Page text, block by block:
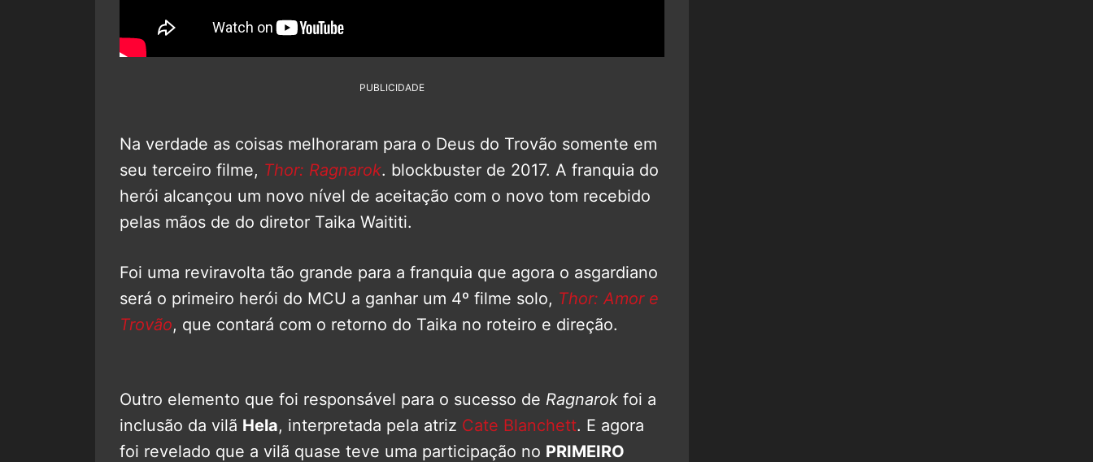
PUBLICIDADE
Na verdade as coisas melhoraram para o Deus do Trovão somente em
seu terceiro filme, Thor: Ragnarok. blockbuster de 2017. A franquia do
herói alcançou um novo nível de aceitação com o novo tom recebido
pelas mãos de do diretor Taika Waititi.
Foi uma reviravolta tão grande para a franquia que agora o asgardiano
será o primeiro herói do MCU a ganhar um 4º filme solo, Thor: Amor e
Trovão, que contará com o retorno do Taika no roteiro e direção.
Outro elemento que foi responsável para o sucesso de Ragnarok foi a
inclusão da vilã Hela, interpretada pela atriz Cate Blanchett. E agora
foi revelado que a vilã quase teve uma participação no PRIMEIRO